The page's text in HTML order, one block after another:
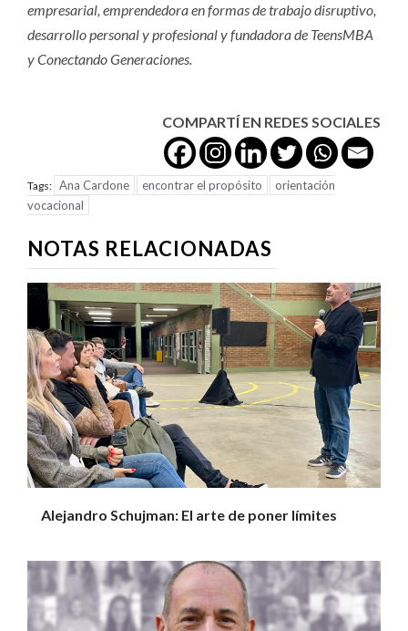
empresarial, emprendedora en formas de trabajo disruptivo,
desarrollo personal y profesional y fundadora de TeensMBA
y Conectando Generaciones.
COMPARTÍ EN REDES SOCIALES
Tags: Ana Cardone encontrar el propósito
orientación
vocacional
NOTAS RELACIONADAS
Alejandro Schujman: El arte de poner límites